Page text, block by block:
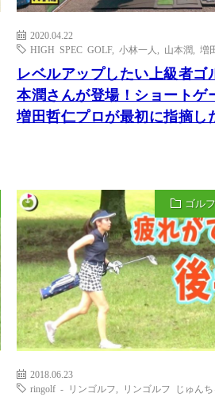
2020.04.22
HIGH SPEC GOLF,小林一人 山本潤 ,増
レベルアップしたい上級者ゴ
本潤さんが登場！ショートゲ
増田哲仁プロが最初に指摘し
ゴル
2018.06.23
ringolf - リンゴルフ
リンゴルフ じゅんち